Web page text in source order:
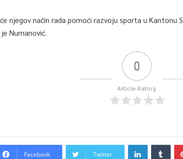
će njegov način rada pomoći razvoju sporta u Kantonu
Numanović.
0
Article Rating
Facebook Twitter